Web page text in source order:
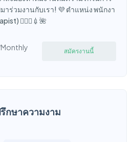
ร่วมงานกับเรา! 💜 ตำแหน่ง พนักงา
🧑🏻‍⚕️💉🌺
สมัครงานนี้
กษาความงาม